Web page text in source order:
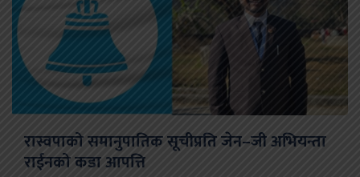
रास्वपाको समानुपातिक सूचीप्रति जेन–जी अभियन्ता
राईनको कडा आपत्ति